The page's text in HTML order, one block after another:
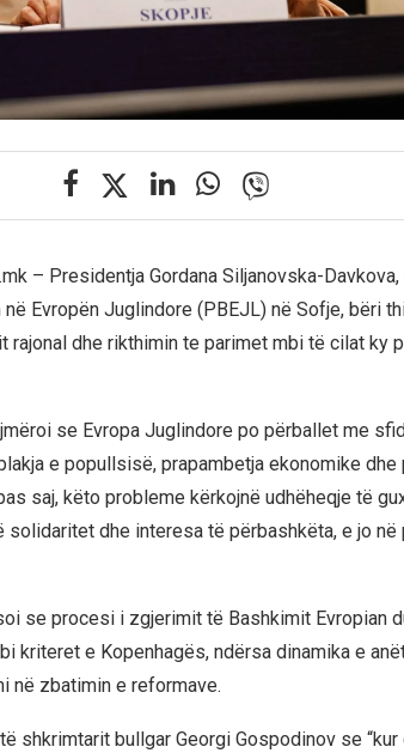
– Presidentja Gordana Siljanovska-
Evropën Juglindore (PBEJL) në Sofje, bëri
rajonal dhe rikthimin te parimet mbi të cilat ky
se Evropa Juglindore po përballet me
e popullsisë, prapambetja ekonomike
saj, këto probleme kërkojnë udhëheqje të
solidaritet dhe interesa të përbashkëta, e jo
se procesi i zgjerimit të Bashkimit Evropian
kriteret e Kopenhagës, ndërsa dinamika e
në zbatimin e reformave.
shkrimtarit bullgar Georgi Gospodinov se